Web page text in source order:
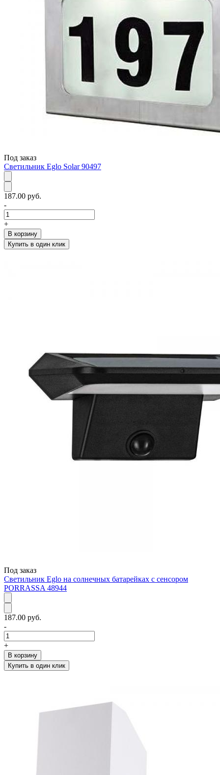
Под заказ
Светильник Eglo Solar 90497
187.00 руб.
-
+
В корзину
Купить в один клик
Под заказ
Светильник Eglo на солнечных батарейках с сенсором
PORRASSA 48944
187.00 руб.
-
+
В корзину
Купить в один клик